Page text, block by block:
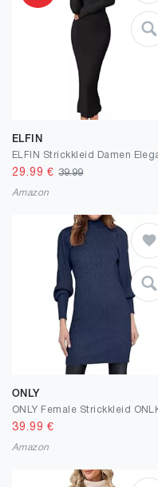
ELFIN
29.99 €39.99
Amazon
ONLY
39.99 €
Amazon